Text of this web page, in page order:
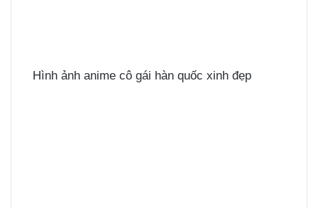
Hình ảnh anime cô gái hàn quốc xinh đẹp